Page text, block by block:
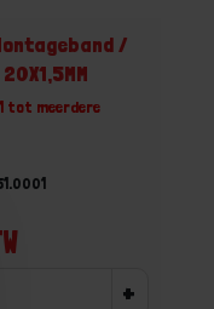
Montageband /
tot meerdere
+